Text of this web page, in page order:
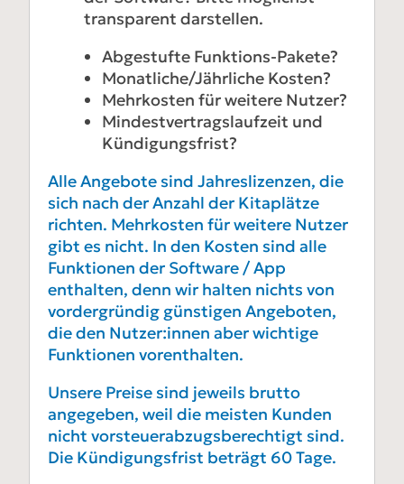
transparent darstellen.
Abgestufte Funktions-Pakete?
Monatliche/Jährliche Kosten?
Mehrkosten für weitere Nutzer?
Mindestvertragslaufzeit und
Kündigungsfrist?
Alle Angebote sind Jahreslizenzen, die
sich nach der Anzahl der Kitaplätze
richten. Mehrkosten für weitere Nutzer
gibt es nicht. In den Kosten sind alle
Funktionen der Software / App
enthalten, denn wir halten nichts von
vordergründig günstigen Angeboten,
die den Nutzer:innen aber wichtige
Funktionen vorenthalten.
Unsere Preise sind jeweils brutto
angegeben, weil die meisten Kunden
nicht vorsteuerabzugsberechtigt sind.
Die Kündigungsfrist beträgt 60 Tage.